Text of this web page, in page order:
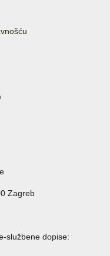
Zagreb
službene dopise: